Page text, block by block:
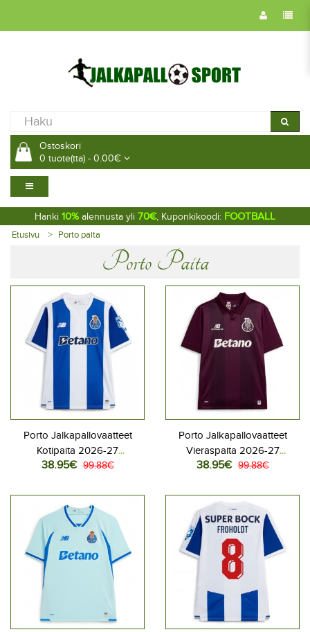
Ostoskori
0 tuote(tta) - 0.00€
Hanki 10% alennusta yli 70€, Kuponkikoodi: FOOTBALL
Etusivu Porto paita
Porto Paita
Porto Jalkapallovaatteet
Kotipaita 2026-27
Lyhythihainen
38.95€ 99.88€
Porto Jalkapallovaatteet
Vieraspaita 2026-27
Lyhythihainen
38.95€ 99.88€